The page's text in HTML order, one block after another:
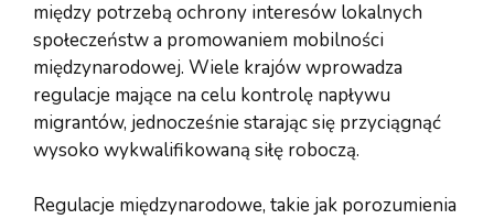
między potrzebą ochrony interesów lokalnych
społeczeństw a promowaniem mobilności
międzynarodowej. Wiele krajów wprowadza
regulacje mające na celu kontrolę napływu
migrantów, jednocześnie starając się przyciągnąć
wysoko wykwalifikowaną siłę roboczą.
Regulacje międzynarodowe, takie jak porozumienia